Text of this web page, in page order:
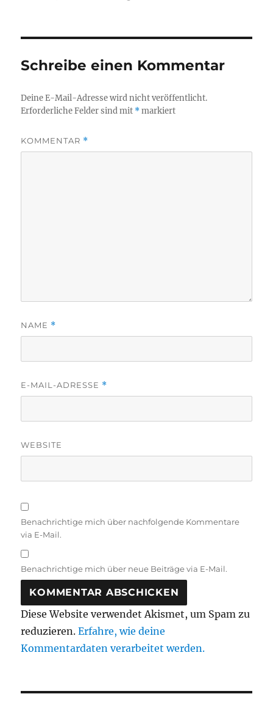
Schreibe einen Kommentar
Deine E-Mail-Adresse wird nicht veröffentlicht.
Erforderliche Felder sind mit *markiert
KOMMENTAR *
NAME *
E-MAIL-ADRESSE *
WEBSITE
Benachrichtige mich über nachfolgende Kommentare
via E-Mail.
Benachrichtige mich über neue Beiträge via E-Mail.
Diese Website verwendet Akismet, um Spam zu
reduzieren.Erfahre, wie deine
Kommentardaten verarbeitet werden.